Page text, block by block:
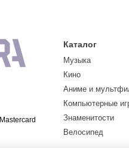
Каталог
Музыка
Кино
Аниме и
Компьютерные
Знаменитости
Велосипед